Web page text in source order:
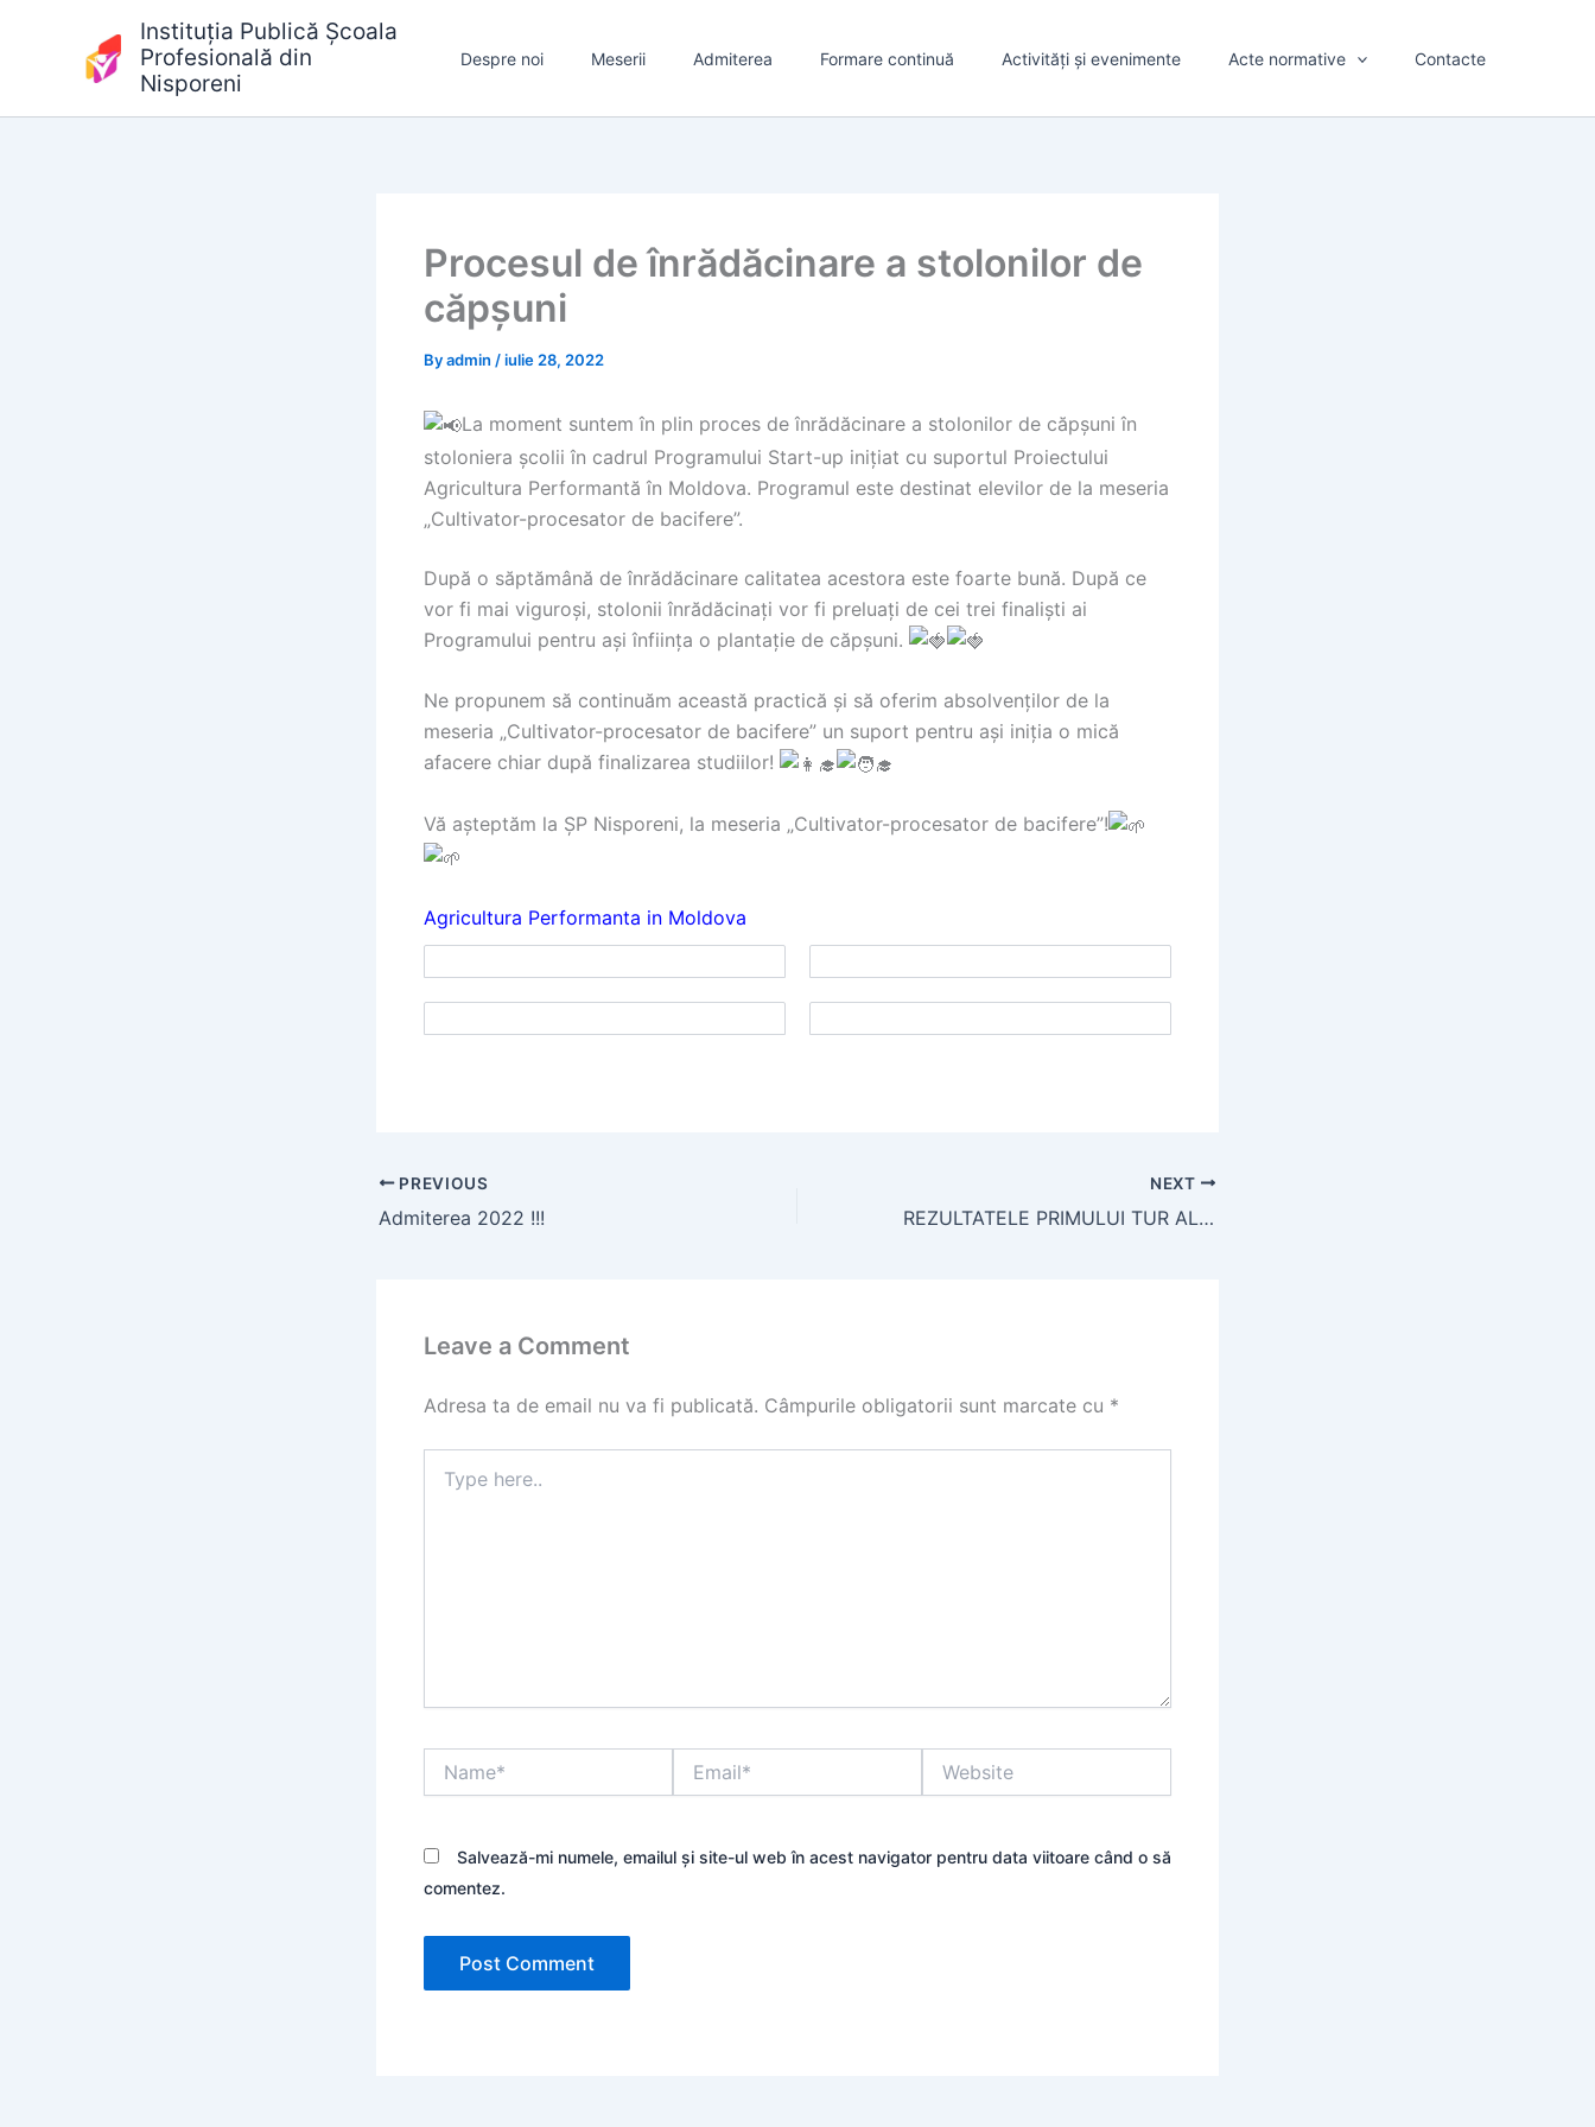
Instituția Publică Școala
Profesională din
Nisporeni
Despre noi Meserii Admiterea Formare continuă Activități și evenimente Acte normative Contacte
Procesul de înrădăcinare a stolonilor de
căpșuni
Byadmin /iulie 28, 2022
La moment suntem în plin proces de înrădăcinare a stolonilor de căpșuni în
stoloniera școlii în cadrul Programului Start-up inițiat cu suportul Proiectului
Agricultura Performantă în Moldova. Programul este destinat elevilor de la meseria
„Cultivator-procesator de bacifere”.
După o săptămână de înrădăcinare calitatea acestora este foarte bună. După ce
vor fi mai viguroși, stolonii înrădăcinați vor fi preluați de cei trei finaliști ai
Programului pentru ași înființa o plantație de căpșuni.
Ne propunem să continuăm această practică și să oferim absolvenților de la
meseria „Cultivator-procesator de bacifere” un suport pentru ași iniția o mică
afacere chiar după finalizarea studiilor!
Vă așteptăm la ȘP Nisporeni, la meseria „Cultivator-procesator de bacifere”!
Agricultura Performanta in Moldova
PREVIOUS
Admiterea 2022 !!!
NEXT
REZULTATELE PRIMULUI TUR AL ADMITERII 2022 !
Leave a Comment
Adresa ta de email nu va fi publicată. Câmpurile obligatorii sunt marcate cu *
here..
Salvează-mi numele, emailul și site-ul web în acest navigator pentru data viitoare când o să
comentez.